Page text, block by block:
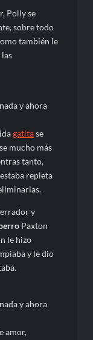
Polly se
sobre todo
también le
y ahora
gatitase
mucho más
tanto,
repleta
y
Paxton
le hizo
y le dio
y ahora
amor,